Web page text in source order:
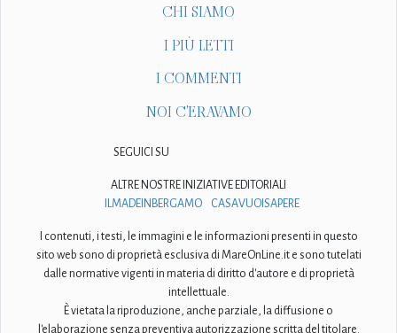
CHI SIAMO
I PIÙ LETTI
I COMMENTI
NOI C'ERAVAMO
SEGUICI SU
ALTRE NOSTRE INIZIATIVE EDITORIALI
ILMADEINBERGAMO
CASAVUOISAPERE
I contenuti, i testi, le immagini e le informazioni presenti in questo
sito web sono di proprietà esclusiva di MareOnLine.it e sono tutelati
dalle normative vigenti in materia di diritto d'autore e di proprietà
intellettuale.
È vietata la riproduzione, anche parziale, la diffusione o
l'elaborazione senza preventiva autorizzazione scritta del titolare.